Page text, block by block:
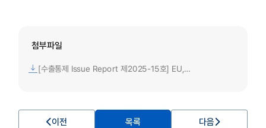
첨부파일
[수출통제 Issue Report 제2025-15호] EU, 회원국들에게 AI 등 핵심기술 분야에서의 해외(Outbound) 투자를 심사토록 권고.pdf
이전 목록 다음